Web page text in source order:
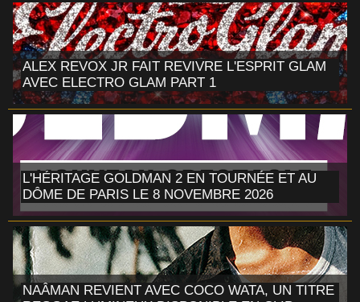
ALEX REVOX JR FAIT REVIVRE L'ESPRIT GLAM
AVEC ELECTRO GLAM PART 1
L'HÉRITAGE GOLDMAN 2 EN TOURNÉE ET AU
DÔME DE PARIS LE 8 NOVEMBRE 2026
NAÂMAN REVIENT AVEC COCO WATA, UN TITRE